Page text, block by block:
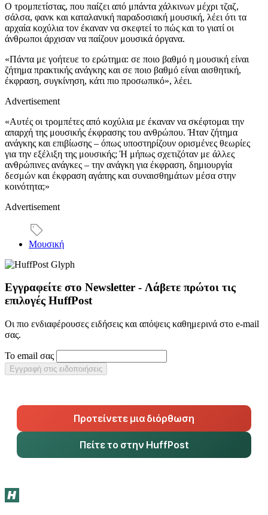
Ο τρομπετίστας, που παίζει από μπάντα χάλκινων μέχρι τζαζ,
σάλσα, φανκ και καταλανική παραδοσιακή μουσική, λέει ότι τα
αρχαία κοχύλια τον έκαναν να σκεφτεί το πώς και το γιατί οι
άνθρωποι άρχισαν να παίζουν μουσικά όργανα.
«Πάντα με γοήτευε το ερώτημα: σε ποιο βαθμό η μουσική είναι
ζήτημα πρακτικής ανάγκης και σε ποιο βαθμό είναι αισθητική,
έκφραση, συγκίνηση, κάτι πιο προσωπικό», λέει.
Advertisement
«Αυτές οι τρομπέτες από κοχύλια με έκαναν να σκέφτομαι την
απαρχή της μουσικής έκφρασης του ανθρώπου. Ήταν ζήτημα
ανάγκης και επιβίωσης – όπως υποστηρίζουν ορισμένες θεωρίες
για την εξέλιξη της μουσικής; Ή μήπως σχετιζόταν με άλλες
ανθρώπινες ανάγκες – την ανάγκη για έκφραση, δημιουργία
δεσμών και έκφραση αγάπης και συναισθημάτων μέσα στην
κοινότητα;»
Advertisement
Μουσική
Εγγραφείτε στο Newsletter - Λάβετε πρώτοι τις
επιλογές HuffPost
Οι πιο ενδιαφέρουσες ειδήσεις και απόψεις καθημερινά στο e-mail
σας.
Το email σας
Εγγραφή στις ειδοποιήσεις
Προτείνετε μια διόρθωση
Πείτε το στην HuffPost